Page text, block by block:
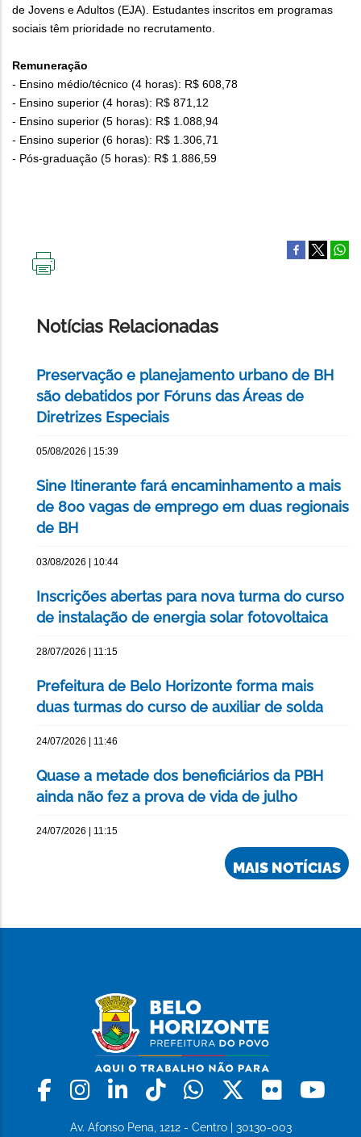
de Jovens e Adultos (EJA). Estudantes inscritos em programas
sociais têm prioridade no recrutamento.
Remuneração
- Ensino médio/técnico (4 horas): R$ 608,78
- Ensino superior (4 horas): R$ 871,12
- Ensino superior (5 horas): R$ 1.088,94
- Ensino superior (6 horas): R$ 1.306,71
- Pós-graduação (5 horas): R$ 1.886,59
Notícias Relacionadas
Preservação e planejamento urbano de BH
são debatidos por Fóruns das Áreas de
Diretrizes Especiais
05/08/2026 | 15:39
Sine Itinerante fará encaminhamento a mais
de 800 vagas de emprego em duas regionais
de BH
03/08/2026 | 10:44
Inscrições abertas para nova turma do curso
de instalação de energia solar fotovoltaica
28/07/2026 | 11:15
Prefeitura de Belo Horizonte forma mais
duas turmas do curso de auxiliar de solda
24/07/2026 | 11:46
Quase a metade dos beneficiários da PBH
ainda não fez a prova de vida de julho
24/07/2026 | 11:15
MAIS NOTÍCIAS
Facebook
Instagram
LinkedinTiktokWhatsapp
X Flickr
Av. Afonso Pena, 1212 - Centro | 30130-003